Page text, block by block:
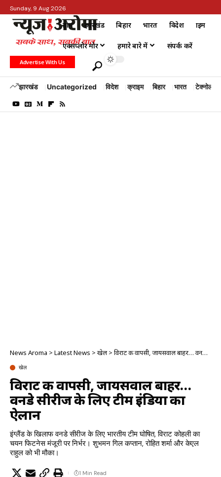
Sunday, 9 Aug 2026
होम झारखंड बिहार भारत विदेश क्राइम
एक्सप्लोर मोर हमारे बारे में संपर्क करें
Advertise With Us
झारखंड Uncategorized विदेश क्राइम बिहार भारत टेक्नोलॉजी
News Aroma > Latest News >खेल> विराट की वापसी, जायसवाल बाहर… वनडे सीरीज के लिए टीम इंडिया का ऐलान
खेल
विराट की वापसी, जायसवाल बाहर…
वनडे सीरीज के लिए टीम इंडिया का
ऐलान
इंग्लैंड के खिलाफ वनडे सीरीज के लिए भारतीय टीम घोषित, विराट कोहली का
चयन फिटनेस मंजूरी पर निर्भर। शुभमन गिल कप्तान, रोहित शर्मा और केएल
राहुल को भी मौका।
1 Min Read